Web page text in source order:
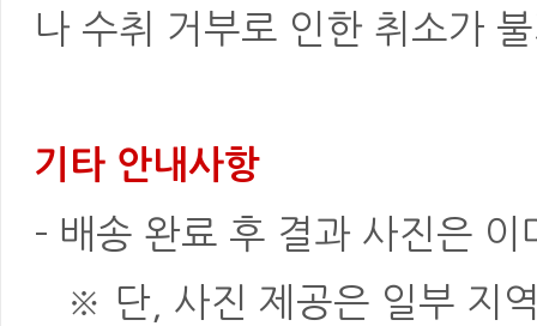
나 수취 거부로 인한 취소가
기타 안내사항
- 배송 완료 후 결과 사진은
※ 단, 사진 제공은 일부 지